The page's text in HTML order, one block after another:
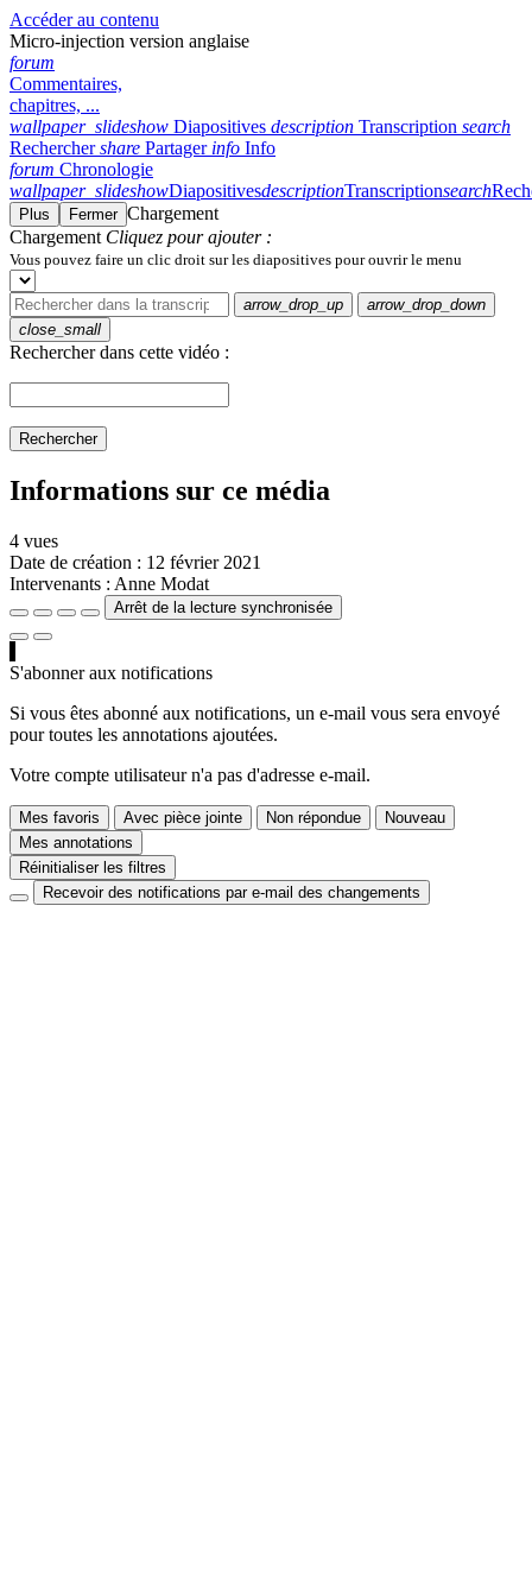
Accéder au contenu
Micro-injection version anglaise
forum
Commentaires,
chapitres, ...
wallpaper_slideshow Diapositives description Transcription search
Rechercher share Partager info Info
forum Chronologie
wallpaper_slideshowDiapositivesdescriptionTranscriptionsearch
Plus Fermer Chargement
Chargement Cliquez pour ajouter :
Vous pouvez faire un clic droit sur les diapositives pour ouvrir le menu
arrow_drop_up
arrow_drop_down
close_small
Rechercher dans cette vidéo :
Rechercher
Informations sur ce média
4 vues
Date de création : 12 février 2021
Intervenants : Anne Modat
Arrêt de la lecture synchronisée
S'abonner aux notifications
Si vous êtes abonné aux notifications, un e-mail vous sera envoyé
pour toutes les annotations ajoutées.
Votre compte utilisateur n'a pas d'adresse e-mail.
Mes favoris Avec pièce jointe Non répondue
Nouveau
Mes annotations
Réinitialiser les filtres
Recevoir des notifications par e-mail des changements